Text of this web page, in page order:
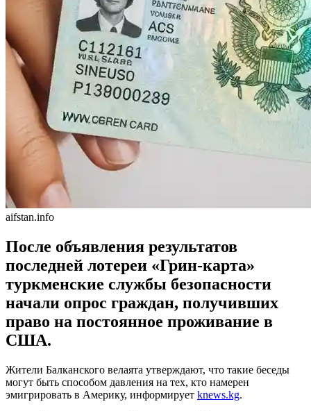
aifstan.info
После объявления результатов
последней лотереи «Грин-карта»
туркменские службы безопасности
начали опрос граждан, получивших
право на постоянное проживание в
США.
Жители Балканского велаята утверждают, что такие беседы
могут быть способом давления на тех, кто намерен
эмигрировать в Америку, информирует knews.kg.